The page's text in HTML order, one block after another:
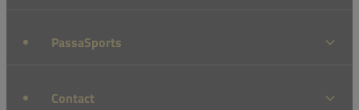
PassaSports
Contact